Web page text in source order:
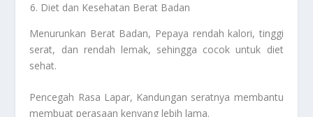
Diet dan Kesehatan Berat Badan
Menurunkan Berat Badan, Pepaya rendah kalori, tinggi
serat, dan rendah lemak, sehingga cocok untuk diet
sehat.
Pencegah Rasa Lapar, Kandungan seratnya membantu
membuat perasaan kenyang lebih lama.